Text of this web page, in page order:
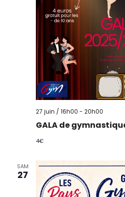
GALA de
27 juin / 16h00 - 20h00
4€
SAM
27